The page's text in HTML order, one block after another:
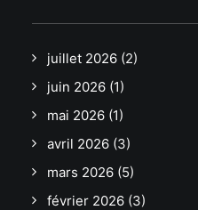
juillet 2026 (2)
juin 2026 (1)
mai 2026 (1)
avril 2026 (3)
mars 2026 (5)
février 2026 (3)